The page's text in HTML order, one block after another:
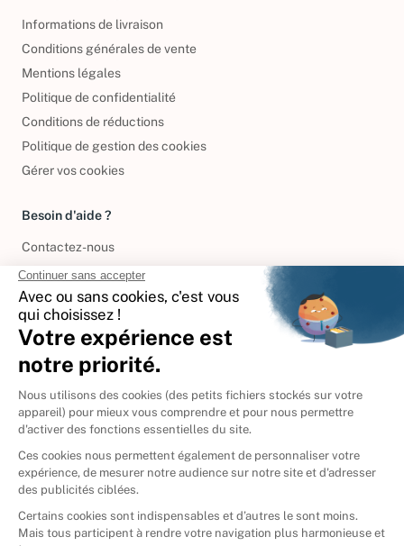
Informations de livraison
Conditions générales de vente
Mentions légales
Politique de confidentialité
Conditions de réductions
Politique de gestion des cookies
Gérer vos cookies
Besoin d'aide ?
Contactez-nous
International
🇪🇸Espagne
🇮🇹Italie
Donner vos livres